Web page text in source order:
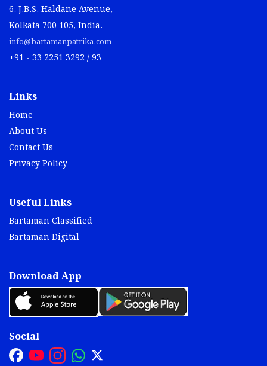
6, J.B.S. Haldane Avenue,
Kolkata 700 105, India.
info@bartamanpatrika.com
+91 - 33 2251 3292 / 93
Links
Home
About Us
Contact Us
Privacy Policy
Useful Links
Bartaman Classified
Bartaman Digital
Download App
Social